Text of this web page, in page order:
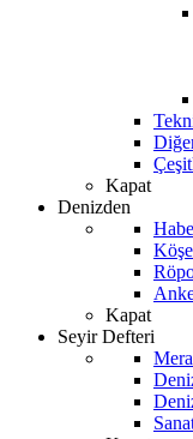
Kapat
Denizden
Köşe
Kapat
Seyir Defteri